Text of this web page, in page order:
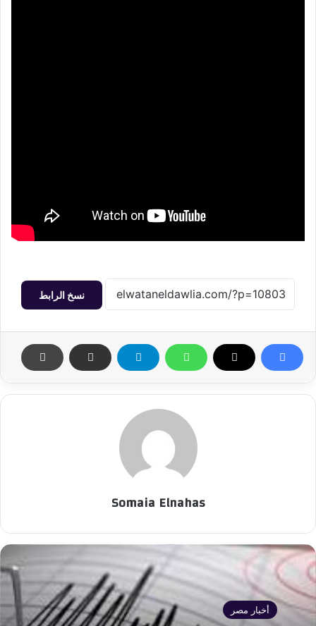
نسخ الرابط
Somaia Elnahas
أخبار مصر